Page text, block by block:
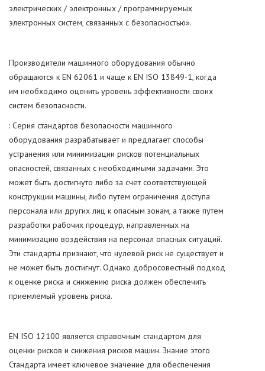
электрических / электронных / программируемых
электронных систем, связанных с безопасностью».
Производители машинного оборудования обычно
обращаются к EN 62061 и чаще к EN ISO 13849-1, когда
им необходимо оценить уровень эффективности своих
систем безопасности.
: Серия стандартов безопасности машинного
оборудования разрабатывает и предлагает способы
устранения или минимизации рисков потенциальных
опасностей, связанных с необходимыми задачами. Это
может быть достигнуто либо за счет соответствующей
конструкции машины, либо путем ограничения доступа
персонала или других лиц к опасным зонам, а также путем
разработки рабочих процедур, направленных на
минимизацию воздействия на персонал опасных ситуаций.
Эти стандарты признают, что нулевой риск не существует и
не может быть достигнут. Однако добросовестный подход
к оценке риска и снижению риска должен обеспечить
приемлемый уровень риска.
EN ISO 12100 является справочным стандартом для
оценки рисков и снижения рисков машин. Знание этого
Стандарта имеет ключевое значение для обеспечения